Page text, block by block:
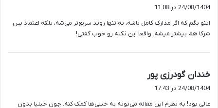
:
24/08/1404 در 11:08
اینو بگم که اگر مدارک کامل باشه، نه تنها روند سریع‌تر می‌شه، بلکه اعتماد بین
شرکا هم بیشتر میشه. واقعا این نکته رو خوب گفتی!
خندان گودرزی پور
:
24/08/1404 در 17:43
عالی بود! به نظرم این مقاله می‌تونه به خیلی‌ها کمک کنه. چون خیلیا بدون